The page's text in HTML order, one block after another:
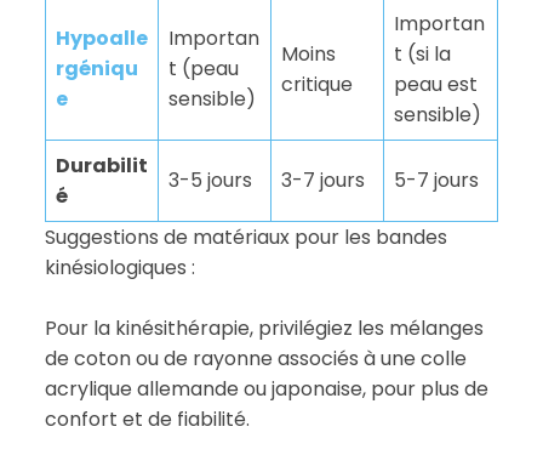
Hypoalle
rgéniqu
e
Importan
t (peau
sensible)
Moins
critique
Importan
t (si la
peau est
sensible)
Durabilit
é
3-5 jours 3-7 jours 5-7 jours
Suggestions de matériaux pour les bandes
kinésiologiques :
Pour la kinésithérapie, privilégiez les mélanges
de coton ou de rayonne associés à une colle
acrylique allemande ou japonaise, pour plus de
confort et de fiabilité.